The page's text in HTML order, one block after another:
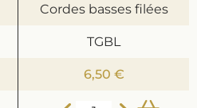
Cordes basses filées
TGBL
6,50 €